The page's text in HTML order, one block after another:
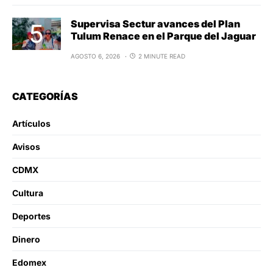
Supervisa Sectur avances del Plan
Tulum Renace en el Parque del Jaguar
AGOSTO 6, 2026 2 MINUTE READ
CATEGORÍAS
Artículos
Avisos
CDMX
Cultura
Deportes
Dinero
Edomex